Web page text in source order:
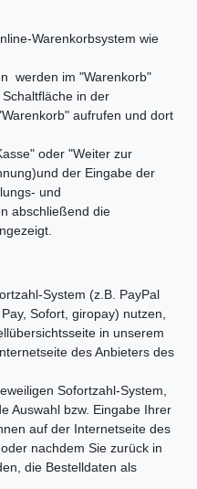
Warenkorbsystem wie
werden im "Warenkorb"
in der
aufrufen und dort
oder "Weiter zur
und der Eingabe der
und
abschließend die
System (z.B. PayPal
Sofort, giropay) nutzen,
in unserem
des Anbieters des
Sofortzahl-System,
Auswahl bzw. Eingabe Ihrer
auf der Internetseite des
nachdem Sie zurück in
die Bestelldaten als